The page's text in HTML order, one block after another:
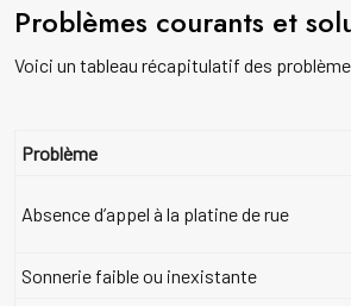
Problèmes courants et
Voici un tableau récapitulatif des
Problème
Absence d’appel à la platine de rue
Sonnerie faible ou inexistante